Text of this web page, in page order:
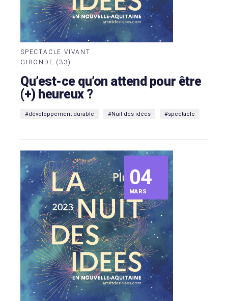
SPECTACLE VIVANT
GIRONDE (33)
Qu’est-ce qu’on attend pour être
(+) heureux ?
#développement durable #Nuit des idées #spectacle
04
MARS